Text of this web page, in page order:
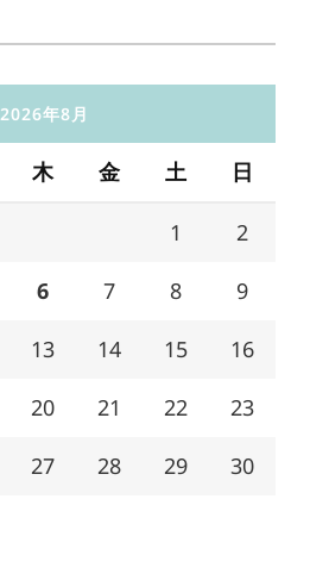
2026年8月
木 金 土 日
1 2
6 7 8 9
13 14 15 16
20 21 22 23
27 28 29 30